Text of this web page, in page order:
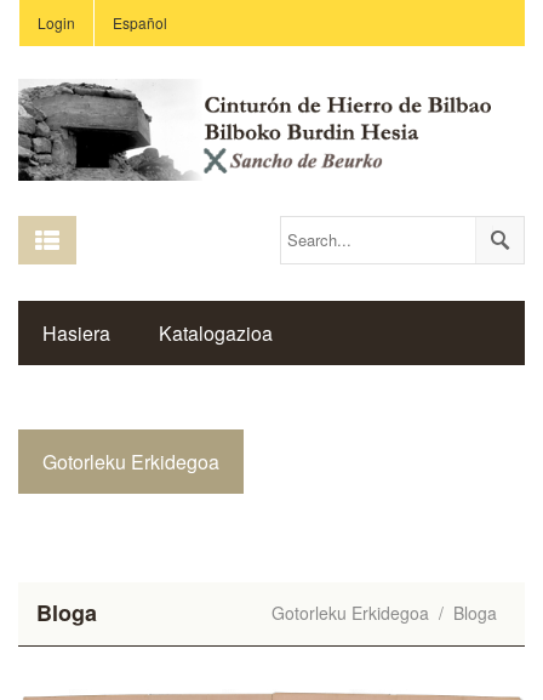
Login Español
Hasiera Katalogazioa
Gotorleku Erkidegoa
Bloga Gotorleku Erkidegoa / Bloga